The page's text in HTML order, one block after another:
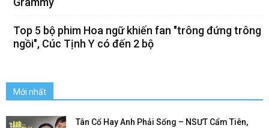
Top 5 bộ phim Hoa ngữ khiến fan "trông đứng trông
ngồi", Cúc Tịnh Y có đến 2 bộ
Mới nhất
Tân Cổ Hay Anh Phải Sống – NSƯT Cẩm Tiên,